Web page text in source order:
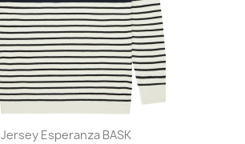
Jersey Esperanza BASK